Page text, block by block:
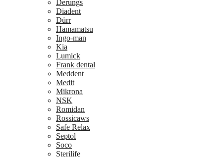
Derungs
Diadent
Dürr
Hamamatsu
Ingo-man
Kia
Lumick
Frank dental
Meddent
Medit
Mikrona
NSK
Romidan
Rossicaws
Safe Relax
Septol
Soco
Sterilife